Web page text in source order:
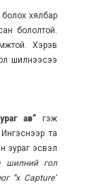
болох хялбар
бололтой.
Хэрэв
шилнээсээ
ав” гэж
та
зураг эсвэл
шилний гол
“х Capture”